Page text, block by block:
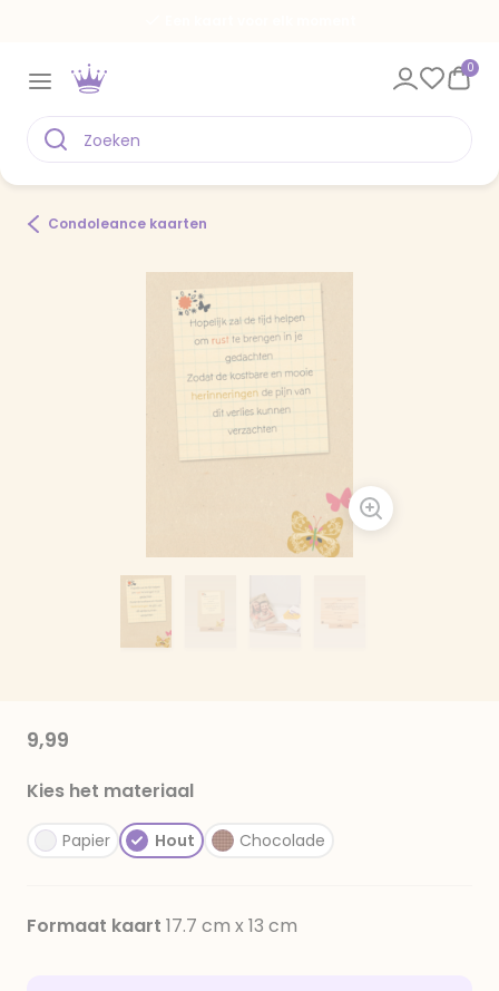
0
Condoleance kaarten
9,99
Kies het materiaal
Papier Hout Chocolade
Formaat kaart 17.7 cm x 13 cm